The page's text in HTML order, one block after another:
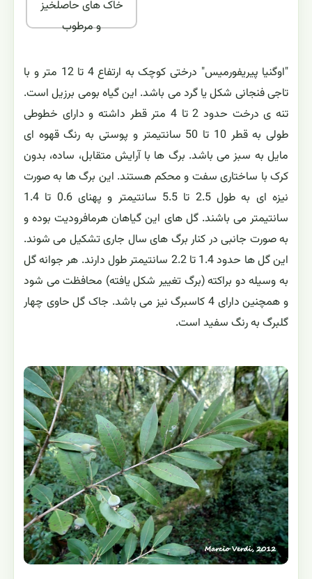
خاک های حاصلخیز
و مرطوب
"اوگنیا پیریفورمیس" درختی کوچک به ارتفاع 4 تا 12 متر و با
تاجی فنجانی شکل یا گرد می باشد. این گیاه بومی برزیل است.
تنه ی درخت حدود 2 تا 4 متر قطر داشته و دارای خطوطی
طولی به قطر 10 تا 50 سانتیمتر و پوستی به رنگ قهوه ای
مایل به سبز می باشد. برگ ها با آرایش متقابل، ساده، بدون
کرک با ساختاری سفت و محکم هستند. این برگ ها به صورت
نیزه ای به طول 2.5 تا 5.5 سانتیمتر و پهنای 0.6 تا 1.4
سانتیمتر می باشند. گل های این گیاهان هرمافرودیت بوده و
به صورت جانبی در کنار برگ های سال جاری تشکیل می شوند.
این گل ها حدود 1.4 تا 2.2 سانتیمتر طول دارند. هر جوانه گل
به وسیله دو براکته (برگ تغییر شکل یافته) محافظت می شود
و همچنین دارای 4 کاسبرگ نیز می باشد. جاک گل حاوی چهار
گلبرگ به رنگ سفید است.